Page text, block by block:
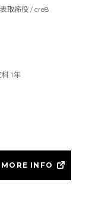
取締役 / cre8
1年
MORE INFO